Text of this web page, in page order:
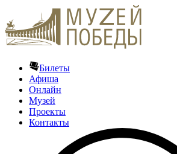
Билеты
Афиша
Онлайн
Музей
Проекты
Контакты